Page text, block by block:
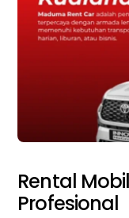
Rental
Profesional